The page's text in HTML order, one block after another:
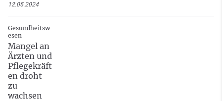
12.05.2024
Gesundheitsw
esen
Mangel an
Ärzten und
Pflegekräft
en droht
zu
wachsen